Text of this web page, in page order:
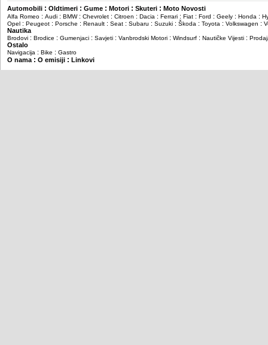
Automobili : Oldtimeri : Gume : Motori : Skuteri : Moto Novosti
Alfa Romeo : Audi : BMW: Chevrolet : Citroen : Dacia : Ferrari : Fiat : Ford : Geely : Honda :
Opel : Peugeot : Porsche : Renault : Seat : Subaru : Suzuki : Škoda : Toyota : Volkswagen :
Nautika
Brodovi : Brodice : Gumenjaci : Savjeti : Vanbrodski Motori : Windsurf : Nautičke Vijesti :
Ostalo
Navigacija : Bike : Gastro
O nama: O emisiji : Linkovi